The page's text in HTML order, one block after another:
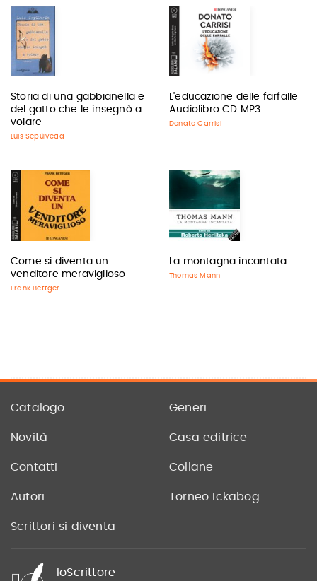
Storia di una gabbianella e
del gatto che le insegnò a
volare
Luis Sepúlveda
L'educazione delle farfalle
Audiolibro CD MP3
Donato Carrisi
Come si diventa un
venditore meraviglioso
Frank Bettger
La montagna incantata
Thomas Mann
Catalogo Generi
Novità Casa editrice
Contatti Collane
Autori Torneo Ickabog
Scrittori si diventa
IoScrittore